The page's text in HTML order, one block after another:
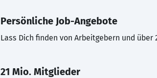
Persönliche Job-Angebote
Lass Dich finden von Arbeitgebern und über
21 Mio. Mitglieder